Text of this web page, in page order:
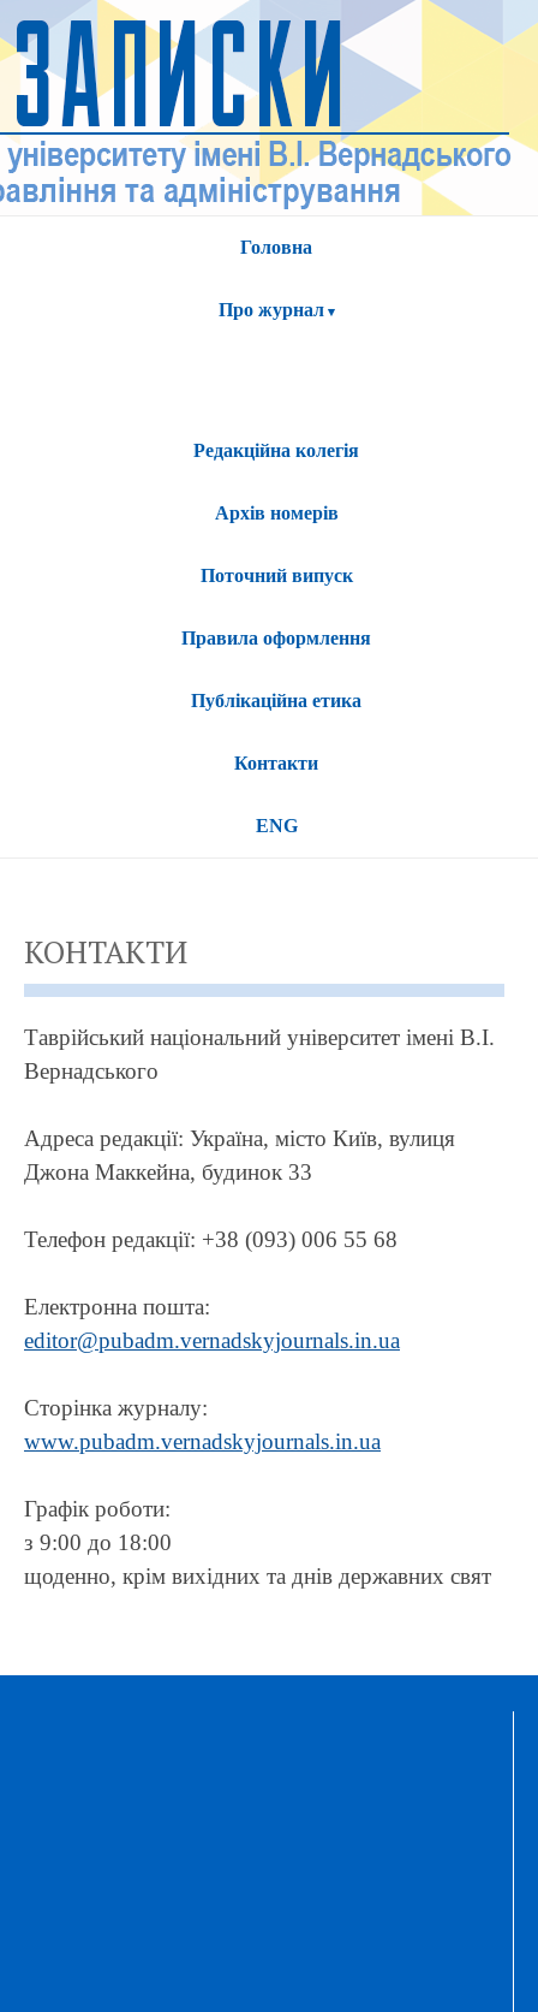
Головна
Про журнал
Редакційна колегія
Архів номерів
Поточний випуск
Правила оформлення
Публікаційна етика
Контакти
ENG
КОНТАКТИ
Таврійський національний університет імені В.І.
Вернадського
Адреса редакції: Україна, місто Київ, вулиця
Джона Маккейна, будинок 33
Телефон редакції: +38 (093) 006 55 68
Електронна пошта:
editor@pubadm.vernadskyjournals.in.ua
Сторінка журналу:
www.pubadm.vernadskyjournals.in.ua
Графік роботи:
з 9:00 до 18:00
щоденно, крім вихідних та днів державних свят